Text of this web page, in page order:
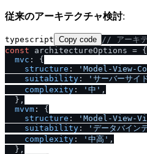
従来のアーキテクチャ検討:
typescript Copy code // アーキ
const architectureOptions = {
mvc : {
structure : 'Model-View-
suitability : 'サーバーサイ
complexity : '中' ,
  },
mvvm : {
structure : 'Model-View-
suitability : 'データバイン
complexity : '中高' ,
  },